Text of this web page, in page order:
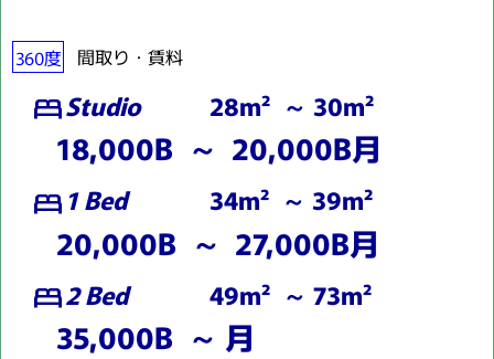
360度 間取り・賃料
bedStudio 28m² ～ 30m²
18,000B ～ 20,000B月
bed 1 Bed 34m² ～ 39m²
20,000B ～ 27,000B月
bed2 Bed 49m² ～ 73m²
35,000B ～ 月